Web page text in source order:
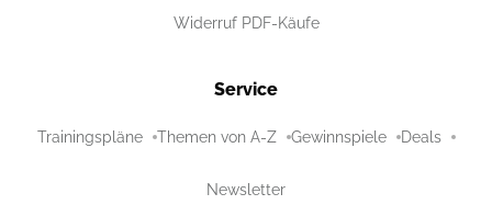
Widerruf PDF-Käufe
Service
Trainingspläne Themen von A-Z Gewinnspiele Deals
Newsletter